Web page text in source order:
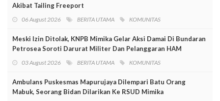
Akibat Tailing Freeport
06 August 2026 BERITA UTAMA KOMUNITAS
Meski Izin Ditolak, KNPB Mimika Gelar Aksi Damai Di Bundaran
Petrosea Soroti Darurat Militer Dan Pelanggaran HAM
03 August 2026 BERITA UTAMA KOMUNITAS
Ambulans Puskesmas Mapurujaya Dilempari Batu Orang
Mabuk, Seorang Bidan Dilarikan Ke RSUD Mimika